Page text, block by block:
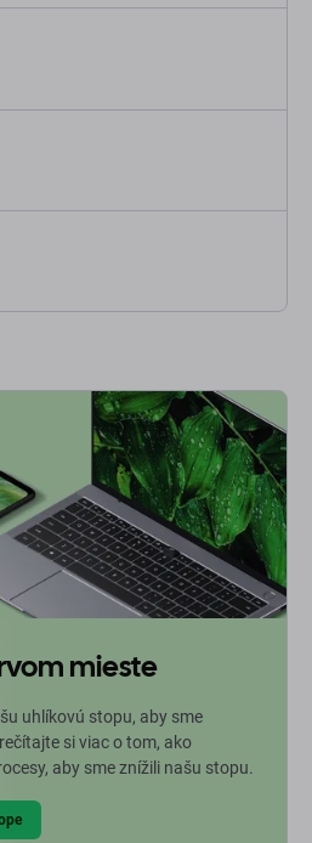
mieste
uhlíkovú stopu, aby sme
si viac o tom, ako
aby sme znížili našu stopu.